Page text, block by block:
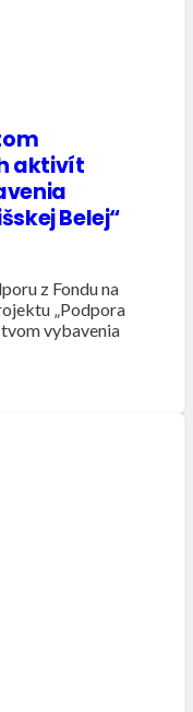
aktivít
Belej“
z Fondu na
„Podpora
vybavenia